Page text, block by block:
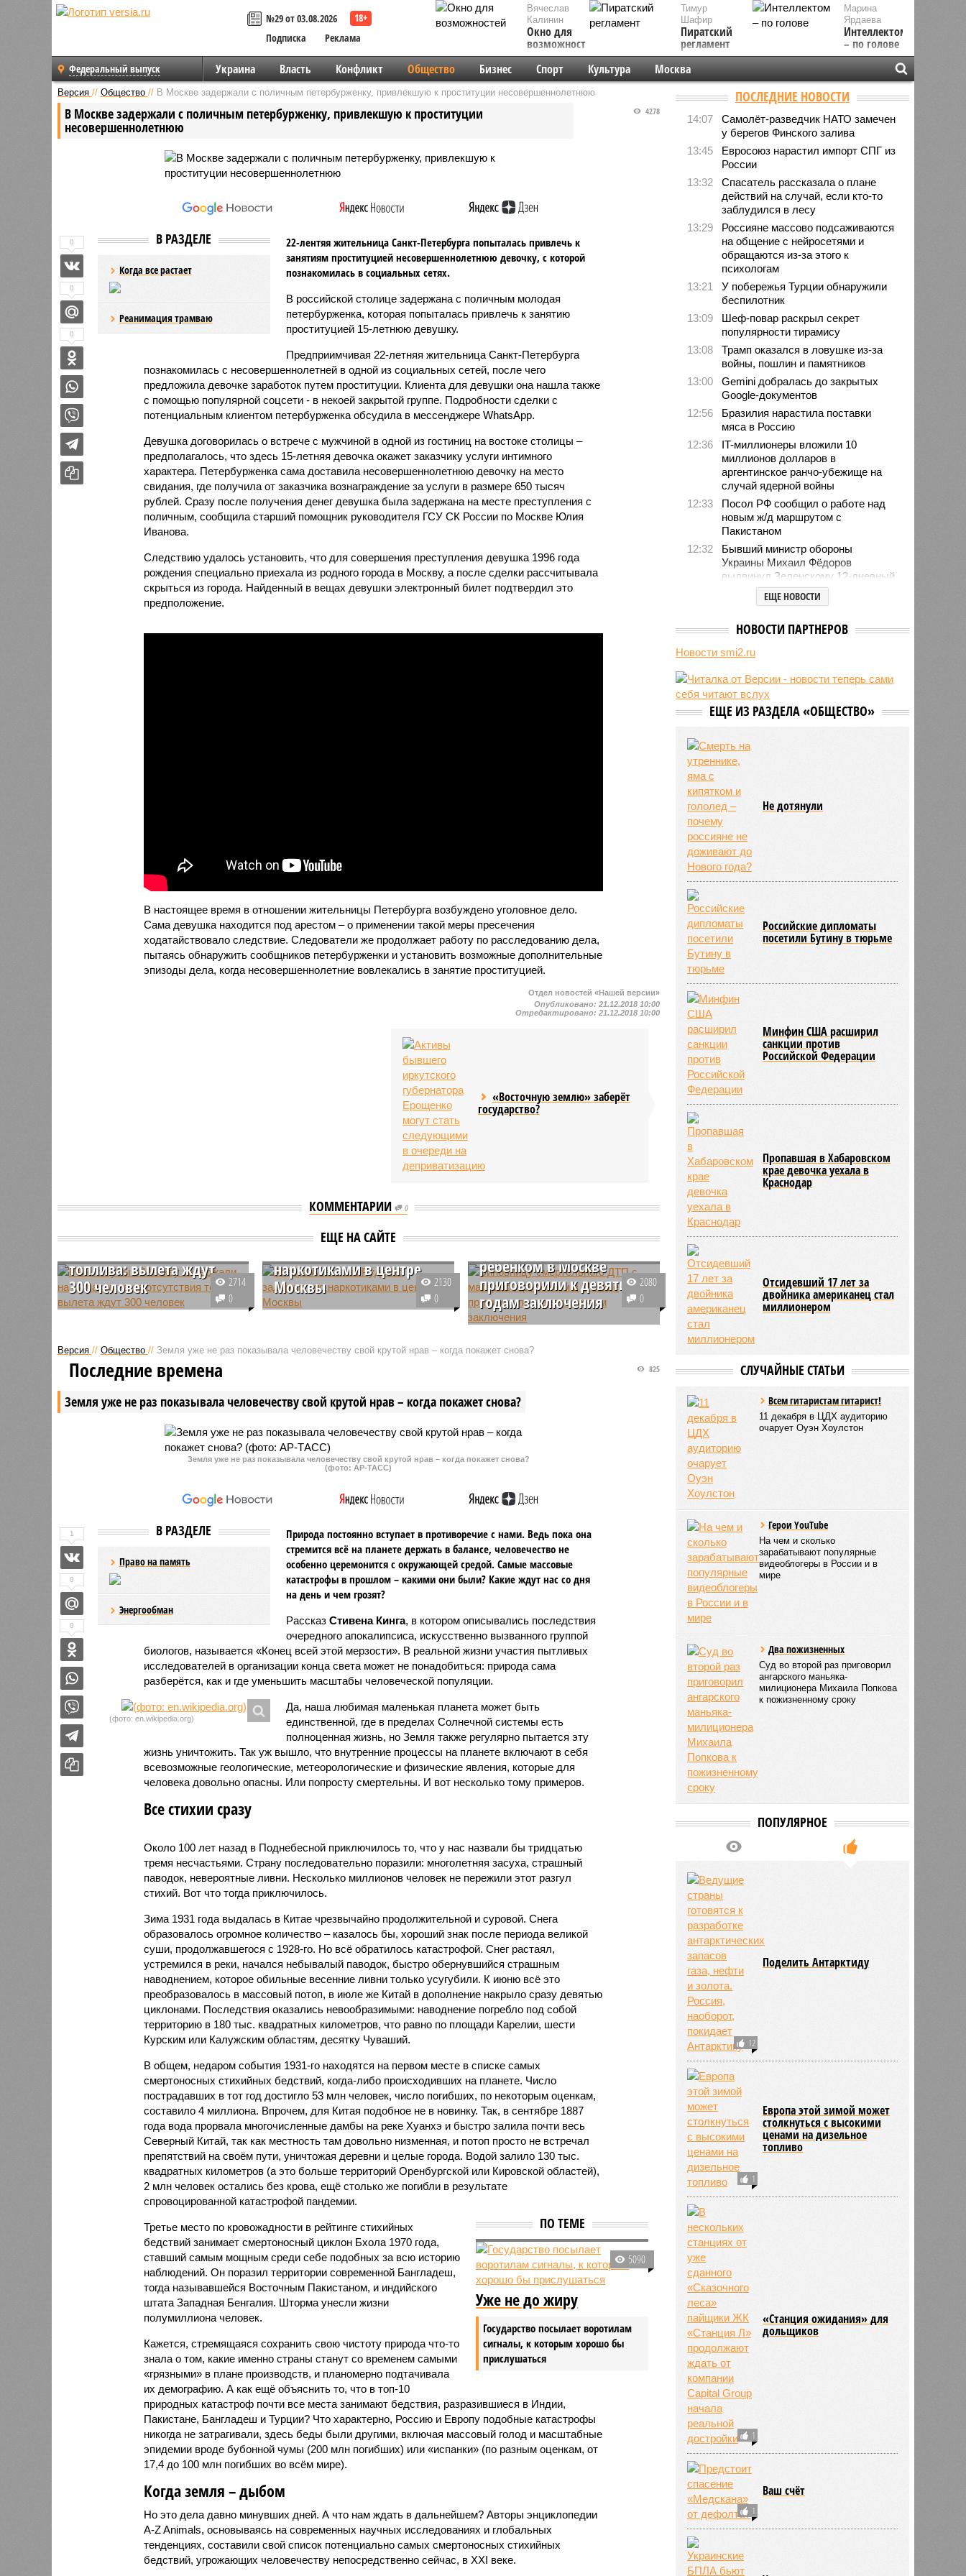
№29 от 03.08.2026
Подписка
Реклама
Вячеслав
Калинин
Окно для
возможностей
Марина
Ярдаева
Интеллектом
– по голове
Тимур
Шафир
Пиратский
регламент
Федеральный выпуск Украина Власть Конфликт Общество Бизнес Спорт Культура Москва
Версия // Общество // В Москве задержали с поличным петербурженку, привлекшую к проституции несовершеннолетнюю
В Москве задержали с поличным петербурженку, привлекшую к проституции
несовершеннолетнюю
4278
В РАЗДЕЛЕ
Когда все растает
Реанимация трамваю
22-лентяя жительница Санкт-Петербурга попыталась привлечь к
занятиям проституцией несовершеннолетнюю девочку, с которой
познакомилась в социальных сетях.
В российской столице задержана с поличным молодая
петербурженка, которая попыталась привлечь к занятию
проституцией 15-летнюю девушку.
Предприимчивая 22-летняя жительница Санкт-Петербурга
познакомилась с несовершеннолетней в одной из социальных сетей, после чего
предложила девочке заработок путем проституции. Клиента для девушки она нашла также
с помощью популярной соцсети - в некоей закрытой группе. Подробности сделки с
потенциальным клиентом петербурженка обсудила в мессенджере WhatsApp.
Девушка договорилась о встрече с мужчиной в одной из гостиниц на востоке столицы –
предполагалось, что здесь 15-летняя девочка окажет заказчику услуги интимного
характера. Петербурженка сама доставила несовершеннолетнюю девочку на место
свидания, где получила от заказчика вознаграждение за услуги в размере 650 тысяч
рублей. Сразу после получения денег девушка была задержана на месте преступления с
поличным, сообщила старший помощник руководителя ГСУ СК России по Москве Юлия
Иванова.
Следствию удалось установить, что для совершения преступления девушка 1996 года
рождения специально приехала из родного города в Москву, а после сделки рассчитывала
скрыться из города. Найденный в вещах девушки электронный билет подтвердил это
предположение.
В настоящее время в отношении жительницы Петербурга возбуждено уголовное дело.
Сама девушка находится под арестом – о применении такой меры пресечения
ходатайствовало следствие. Следователи же продолжает работу по расследованию дела,
пытаясь обнаружить сообщников петербурженки и установить возможные дополнительные
эпизоды дела, когда несовершеннолетние вовлекались в занятие проституцией.
0
0
0
Отдел новостей «Нашей версии»
Опубликовано:21.12.2018 10:00
Отредактировано:21.12.2018 10:00
«Восточную землю» заберёт
государство?
КОММЕНТАРИИ 0
ЕЩЕ НА САЙТЕ
Рейс с Кубы в Москву
задержали на 12 часов
топлива: вылета ждут
300 человек
Три сотни пассажиров застряли в
не может вылететь в Москву, так
как в воздушной гавани
сломался топливозаправщик.
2714
0
Актера Анатолия Руденко
задержали с
наркотиками в центре
Москвы
Известного актера Анатолия
Мухтара», «Две судьбы»,
2130
0
ДТП с матерью и
ребёнком в Москве
приговорили к девяти
годам заключения
Жительницу Москвы Наталью
смертельную аварию, в которой
лишения свободы.
2080
0
Версия // Общество // Земля уже не раз показывала человечеству свой крутой нрав – когда покажет снова?
Земля уже не раз показывала человечеству свой крутой нрав – когда покажет снова?
825
Последние времена
Земля уже не раз показывала человечеству свой крутой нрав – когда покажет снова?
(фото: АР-ТАСС)
В РАЗДЕЛЕ
Право на память
Энергообман
Природа постоянно вступает в противоречие с нами. Ведь пока она
стремится всё на планете держать в балансе, человечество не
особенно церемонится с окружающей средой. Самые массовые
катастрофы в прошлом – какими они были? Какие ждут нас со дня
на день и чем грозят?
Рассказ Стивена Кинга, в котором описывались последствия
очередного апокалипсиса, искусственно вызванного группой
биологов, называется «Конец всей этой мерзости». В реальной жизни участия пытливых
исследователей в организации конца света может не понадобиться: природа сама
разберётся, как и где уменьшить масштабы человеческой популяции.
(фото: en.wikipedia.org)
Да, наша любимая маленькая планета может быть
единственной, где в пределах Солнечной системы есть
полноценная жизнь, но Земля также регулярно пытается эту
жизнь уничтожить. Так уж вышло, что внутренние процессы на планете включают в себя
всевозможные геологические, метеорологические и физические явления, которые для
человека довольно опасны. Или попросту смертельны. И вот несколько тому примеров.
Все стихии сразу
Около 100 лет назад в Поднебесной приключилось то, что у нас назвали бы тридцатью
тремя несчастьями. Страну последовательно поразили: многолетняя засуха, страшный
паводок, невероятные ливни. Несколько миллионов человек не пережили этот разгул
стихий. Вот что тогда приключилось.
Зима 1931 года выдалась в Китае чрезвычайно продолжительной и суровой. Снега
образовалось огромное количество – казалось бы, хороший знак после периода великой
суши, продолжавшегося с 1928-го. Но всё обратилось катастрофой. Снег растаял,
устремился в реки, начался небывалый паводок, быстро обернувшийся страшным
наводнением, которое обильные весенние ливни только усугубили. К июню всё это
преобразовалось в массовый потоп, в июле же Китай в дополнение накрыло сразу девятью
циклонами. Последствия оказались невообразимыми: наводнение погребло под собой
территорию в 180 тыс. квадратных километров, что равно по площади Карелии, шести
Курским или Калужским областям, десятку Чуваший.
В общем, недаром события 1931-го находятся на первом месте в списке самых
смертоносных стихийных бедствий, когда-либо происходивших на планете. Число
пострадавших в тот год достигло 53 млн человек, число погибших, по некоторым оценкам,
составило 4 миллиона. Впрочем, для Китая подобное не в новинку. Так, в сентябре 1887
года вода прорвала многочисленные дамбы на реке Хуанхэ и быстро залила почти весь
Северный Китай, так как местность там довольно низменная, и потоп просто не встречал
препятствий на своём пути, уничтожая деревни и целые города. Водой залило 130 тыс.
квадратных километров (а это больше территорий Оренбургской или Кировской областей),
2 млн человек остались без крова, ещё столько же погибли в результате
спровоцированной катастрофой пандемии.
ПО ТЕМЕ
5090
Уже не до жиру
Государство посылает воротилам
сигналы, к которым хорошо бы
прислушаться
Третье место по кровожадности в рейтинге стихийных
бедствий занимает смертоносный циклон Бхола 1970 года,
ставший самым мощным среди себе подобных за всю историю
наблюдений. Он поразил территории современной Бангладеш,
тогда называвшейся Восточным Пакистаном, и индийского
штата Западная Бенгалия. Шторма унесли жизни
полумиллиона человек.
Кажется, стремящаяся сохранить свою чистоту природа что-то
знала о том, какие именно страны станут со временем самыми
«грязными» в плане производств, и планомерно подтачивала
их демографию. А как ещё объяснить то, что в топ-10
природных катастроф почти все места занимают бедствия, разразившиеся в Индии,
Пакистане, Бангладеш и Турции? Что характерно, Россию и Европу подобные катастрофы
никогда не затрагивали, здесь беды были другими, включая массовый голод и масштабные
эпидемии вроде бубонной чумы (200 млн погибших) или «испанки» (по разным оценкам, от
17,4 до 100 млн погибших во всём мире).
Когда земля – дыбом
Но это дела давно минувших дней. А что нам ждать в дальнейшем? Авторы энциклопедии
A-Z Animals, основываясь на современных научных исследованиях и глобальных
тенденциях, составили свой список потенциально самых смертоносных стихийных
бедствий, угрожающих человечеству непосредственно сейчас, в XXI веке.
1
0
0
ПОСЛЕДНИЕ НОВОСТИ
14:07
Самолёт-разведчик НАТО замечен
у берегов Финского залива
13:45
Евросоюз нарастил импорт СПГ из
России
13:32
Спасатель рассказала о плане
действий на случай, если кто-то
заблудился в лесу
13:29
Россияне массово подсаживаются
на общение с нейросетями и
обращаются из-за этого к
психологам
13:21
У побережья Турции обнаружили
беспилотник
13:09
Шеф-повар раскрыл секрет
популярности тирамису
13:08
Трамп оказался в ловушке из-за
войны, пошлин и памятников
13:00
Gemini добралась до закрытых
Google-документов
12:56
Бразилия нарастила поставки
мяса в Россию
12:36
IT-миллионеры вложили 10
миллионов долларов в
аргентинское ранчо-убежище на
случай ядерной войны
12:33
Посол РФ сообщил о работе над
новым ж/д маршрутом с
Пакистаном
12:32
Бывший министр обороны
Украины Михаил Фёдоров
выдвинул Зеленскому 12-дневный
ультиматум
Удары США лишь замедлили
блогер передумал из-за реакции
11:43
Итальянские аграрии забили
тревогу из-за засухи
ЕЩЕ НОВОСТИ
НОВОСТИ ПАРТНЕРОВ
Новости smi2.ru
ЕЩЕ ИЗ РАЗДЕЛА «ОБЩЕСТВО»
Не дотянули
Российские дипломаты
посетили Бутину в тюрьме
Минфин США расширил
санкции против
Российской Федерации
Пропавшая в Хабаровском
крае девочка уехала в
Краснодар
Отсидевший 17 лет за
двойника американец стал
миллионером
СЛУЧАЙНЫЕ СТАТЬИ
Всем гитаристам гитарист!
11 декабря в ЦДХ аудиторию
очарует Оуэн Хоулстон
Герои YouTube
На чем и сколько
зарабатывают популярные
видеоблогеры в России и в
мире
Два пожизненных
Суд во второй раз приговорил
ангарского маньяка-
милиционера Михаила Попкова
к пожизненному сроку
ПОПУЛЯРНОЕ
12
Поделить Антарктиду
1
Европа этой зимой может
столкнуться с высокими
ценами на дизельное
топливо
1
«Станция ожидания» для
дольщиков
1
Ваш счёт